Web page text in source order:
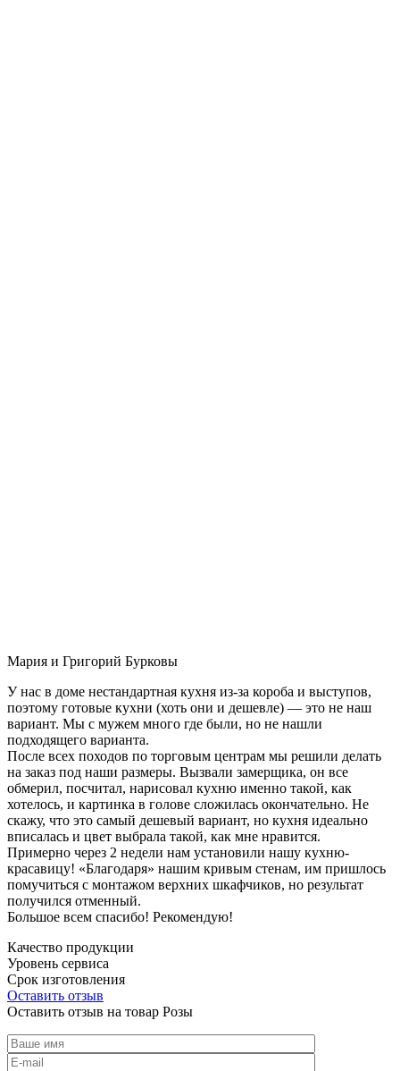
Мария и Григорий Бурковы
У нас в доме нестандартная кухня из-за короба и выступов,
поэтому готовые кухни (хоть они и дешевле) — это не наш
вариант. Мы с мужем много где были, но не нашли
подходящего варианта.
После всех походов по торговым центрам мы решили делать
на заказ под наши размеры. Вызвали замерщика, он все
обмерил, посчитал, нарисовал кухню именно такой, как
хотелось, и картинка в голове сложилась окончательно. Не
скажу, что это самый дешевый вариант, но кухня идеально
вписалась и цвет выбрала такой, как мне нравится.
Примерно через 2 недели нам установили нашу кухню-
красавицу! «Благодаря» нашим кривым стенам, им пришлось
помучиться с монтажом верхних шкафчиков, но результат
получился отменный.
Большое всем спасибо! Рекомендую!
Качество продукции
Уровень сервиса
Срок изготовления
Оставить отзыв
Оставить отзыв на товар Розы